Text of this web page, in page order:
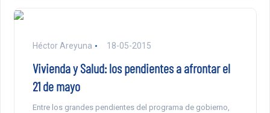
Héctor Areyuna 18-05-2015
Vivienda y Salud: los pendientes a afrontar el
21 de mayo
Entre los grandes pendientes del programa de gobierno,